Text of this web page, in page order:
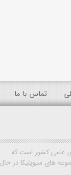
تماس با ما
علمی کشور است که
های سیویلیکا در حال